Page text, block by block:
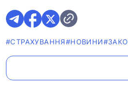
#СТРАХУВАННЯ#НОВИНИ